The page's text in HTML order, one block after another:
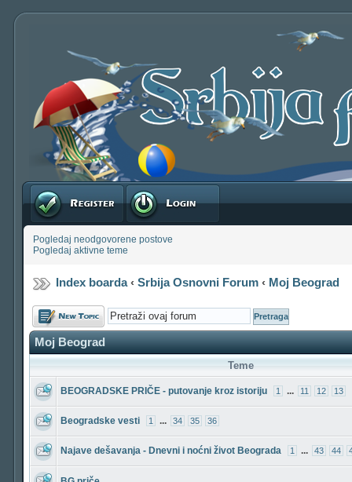
Registruj se Prijavite se
Pogledaj neodgovorene postove
Pogledaj aktivne teme
Index boarda‹ Srbija Osnovni Forum‹ Moj Beograd
Počni novu temu
Moj Beograd
Teme
BEOGRADSKE PRIČE - putovanje kroz istoriju 1 ... 11 12 13
Beogradske vesti 1 ... 34 35 36
Najave dešavanja - Dnevni i noćni život Beograda 1 ... 43 44